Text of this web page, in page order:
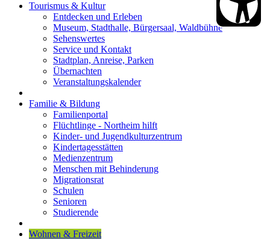
Tourismus & Kultur
Entdecken und Erleben
Museum, Stadthalle, Bürgersaal, Waldbühne
Sehenswertes
Service und Kontakt
Stadtplan, Anreise, Parken
Übernachten
Veranstaltungskalender
Familie & Bildung
Familienportal
Flüchtlinge - Northeim hilft
Kinder- und Jugendkulturzentrum
Kindertagesstätten
Medienzentrum
Menschen mit Behinderung
Migrationsrat
Schulen
Senioren
Studierende
Wohnen & Freizeit